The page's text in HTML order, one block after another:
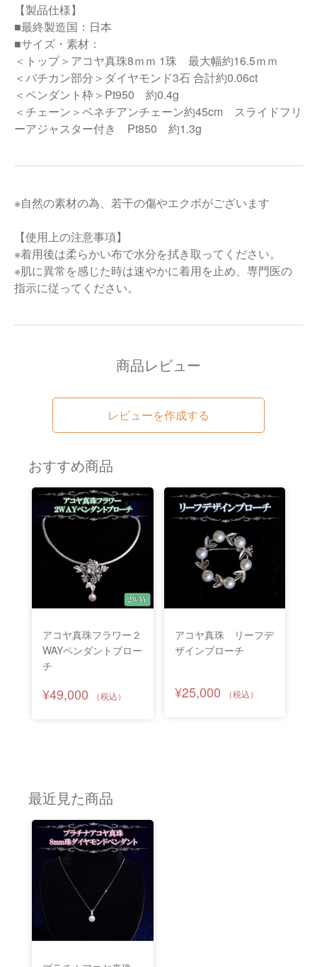
【製品仕様】
■最終製造国：日本
■サイズ・素材：
＜トップ＞アコヤ真珠8ｍｍ 1珠 最大幅約16.5ｍｍ
＜バチカン部分＞ダイヤモンド3石 合計約0.06ct
＜ペンダント枠＞Pt950 約0.4g
＜チェーン＞ベネチアンチェーン約45cm スライドフリ
ーアジャスター付き Pt850 約1.3g
※自然の素材の為、若干の傷やエクボがございます
【使用上の注意事項】
※着用後は柔らかい布で水分を拭き取ってください。
※肌に異常を感じた時は速やかに着用を止め、専門医の
指示に従ってください。
商品レビュー
レビューを作成する
おすすめ商品
アコヤ真珠フラワー２
WAYペンダントブロー
チ
¥49,000
アコヤ真珠 リーフデ
ザインブローチ
¥25,000
最近見た商品